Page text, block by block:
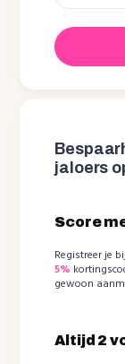
jaloers
Score
Registreer je
5%
gewoon
Altijd 2